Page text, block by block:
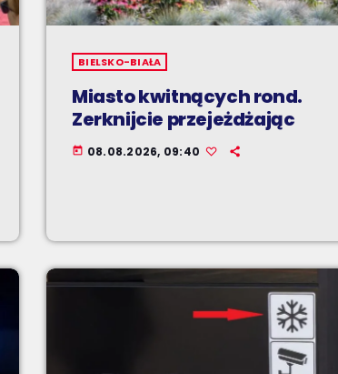
BIELSKO-BIAŁA
Miasto kwitnących rond.
Zerknijcie przejeżdżając
today 08.08.2026, 09:40